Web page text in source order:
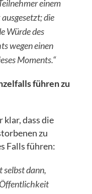
einem
die
Würde des
wegen einen
Moments.“
führen zu
dass die
zu
Falls führen:
selbst dann,